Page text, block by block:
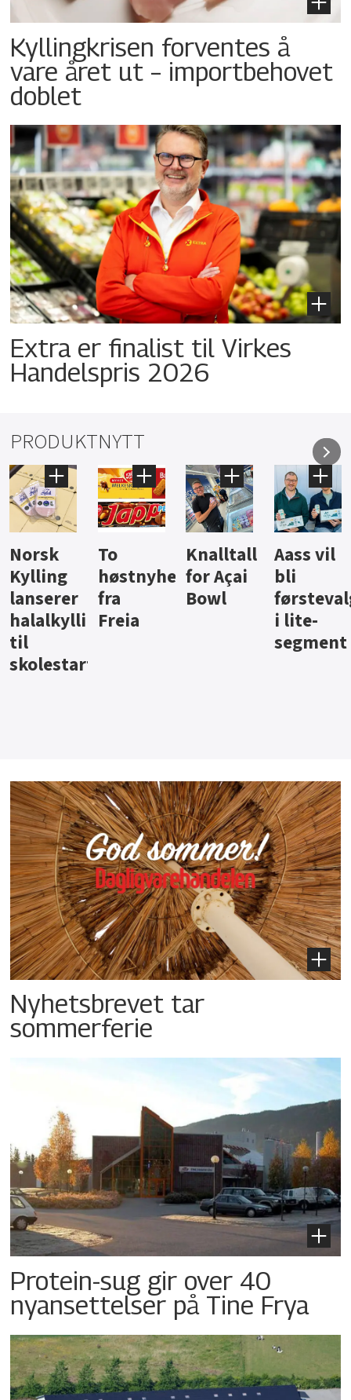
Kyllingkrisen forventes å
vare året ut – importbehovet
doblet
Extra er finalist til Virkes
Handelspris 2026
PRODUKTNYTT
Knalltall
for Açai
Bowl
Aass vil
bli
førstevalg
i lite-
Brus og
jus fra
Berentsen
Hard
iste fra
Hansa
Nyhetsbrevet tar
sommerferie
Protein-sug gir over 40
nyansettelser på Tine Frya